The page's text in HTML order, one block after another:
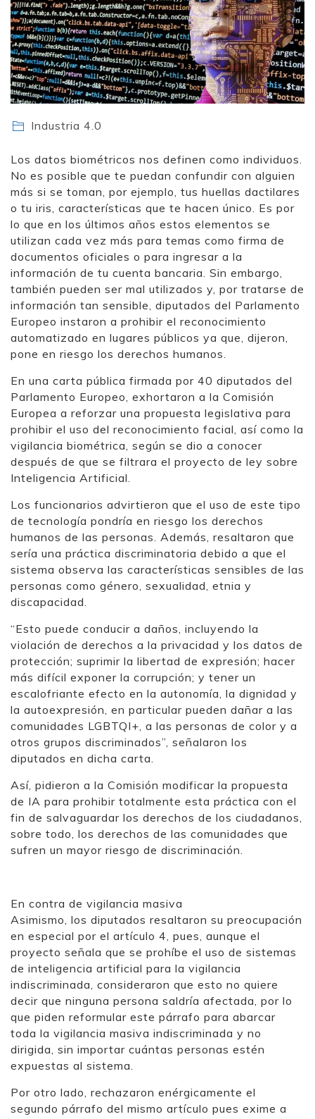
Industria 4.0
Los datos biométricos nos definen como individuos.
No es posible que te puedan confundir con alguien
más si se toman, por ejemplo, tus huellas dactilares
o tu iris, características que te hacen único. Es por
lo que en los últimos años estos elementos se
utilizan cada vez más para temas como firma de
documentos oficiales o para ingresar a la
información de tu cuenta bancaria. Sin embargo,
también pueden ser mal utilizados y, por tratarse de
información tan sensible, diputados del Parlamento
Europeo instaron a prohibir el reconocimiento
automatizado en lugares públicos ya que, dijeron,
pone en riesgo los derechos humanos.
En una carta pública firmada por 40 diputados del
Parlamento Europeo, exhortaron a la Comisión
Europea a reforzar una propuesta legislativa para
prohibir el uso del reconocimiento facial, así como la
vigilancia biométrica, según se dio a conocer
después de que se filtrara el proyecto de ley sobre
Inteligencia Artificial.
Los funcionarios advirtieron que el uso de este tipo
de tecnología pondría en riesgo los derechos
humanos de las personas. Además, resaltaron que
sería una práctica discriminatoria debido a que el
sistema observa las características sensibles de las
personas como género, sexualidad, etnia y
discapacidad.
“Esto puede conducir a daños, incluyendo la
violación de derechos a la privacidad y los datos de
protección; suprimir la libertad de expresión; hacer
más difícil exponer la corrupción; y tener un
escalofriante efecto en la autonomía, la dignidad y
la autoexpresión, en particular pueden dañar a las
comunidades LGBTQI+, a las personas de color y a
otros grupos discriminados”, señalaron los
diputados en dicha carta.
Así, pidieron a la Comisión modificar la propuesta
de IA para prohibir totalmente esta práctica con el
fin de salvaguardar los derechos de los ciudadanos,
sobre todo, los derechos de las comunidades que
sufren un mayor riesgo de discriminación.
En contra de vigilancia masiva
Asimismo, los diputados resaltaron su preocupación
en especial por el artículo 4, pues, aunque el
proyecto señala que se prohíbe el uso de sistemas
de inteligencia artificial para la vigilancia
indiscriminada, consideraron que esto no quiere
decir que ninguna persona saldría afectada, por lo
que piden reformular este párrafo para abarcar
toda la vigilancia masiva indiscriminada y no
dirigida, sin importar cuántas personas estén
expuestas al sistema.
Por otro lado, rechazaron enérgicamente el
segundo párrafo del mismo artículo pues exime a